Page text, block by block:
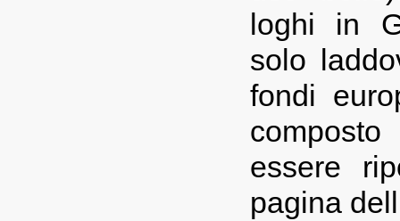
loghi in
solo
fondi
essere
pagina